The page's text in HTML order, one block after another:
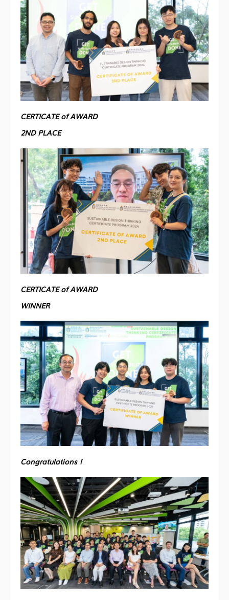
CERTICATE of AWARD
2ND PLACE
CERTICATE of AWARD
WINNER
Congratulations！